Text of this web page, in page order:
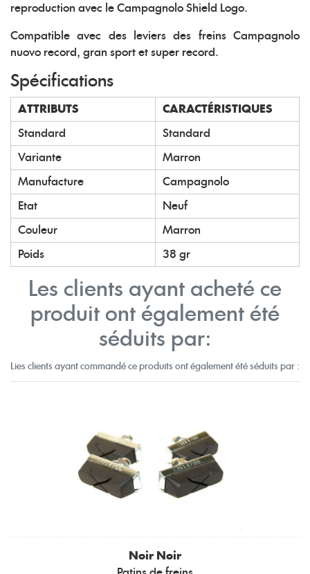
reproduction avec le Campagnolo Shield Logo.
Compatible avec des leviers des freins Campagnolo
nuovo record, gran sport et super record.
Spécifications
ATTRIBUTS CARACTÉRISTIQUES
Standard Standard
Variante Marron
Manufacture Campagnolo
Etat Neuf
Couleur Marron
Poids 38 gr
Les clients ayant acheté ce
produit ont également été
séduits par:
Lies clients ayant commandé ce produits ont également été séduits par :
Noir Noir